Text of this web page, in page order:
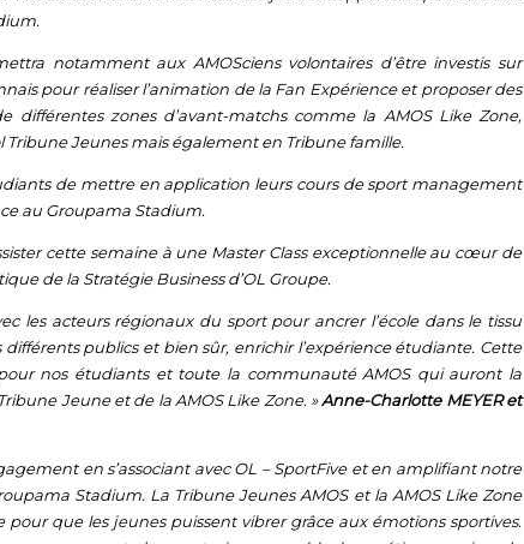
notamment aux AMOSciens volontaires d’être investis sur
pour réaliser l’animation de la Fan Expérienceet proposer des
différentes zones d’avant-matchs comme la AMOS Like Zone,
Tribune Jeunes mais également en Tribune famille.
de mettre en application leurs cours de sport management
au Groupama Stadium.
cette semaine à une Master Class exceptionnelle au cœur de
de la Stratégie Business d’OL Groupe.
les acteurs régionaux du sport pour ancrer l’école dans le tissu
publics et bien sûr, enrichir l’expérience étudiante. Cette
nos étudiants et toute la communauté AMOS qui auront la
Jeune et de la AMOS Like Zone. »Anne-Charlotte MEYER et
en s’associant avec OL – SportFive et en amplifiant notre
Stadium. La Tribune Jeunes AMOS et la AMOS Like Zone
que les jeunes puissent vibrer grâce aux émotions sportives.